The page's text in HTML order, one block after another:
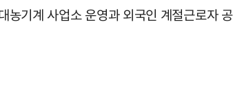
기계 사업소 운영과 외국인 계절근로자